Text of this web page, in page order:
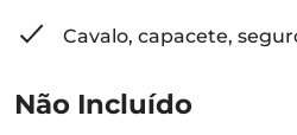
Cavalo, capacete,
Não Incluído